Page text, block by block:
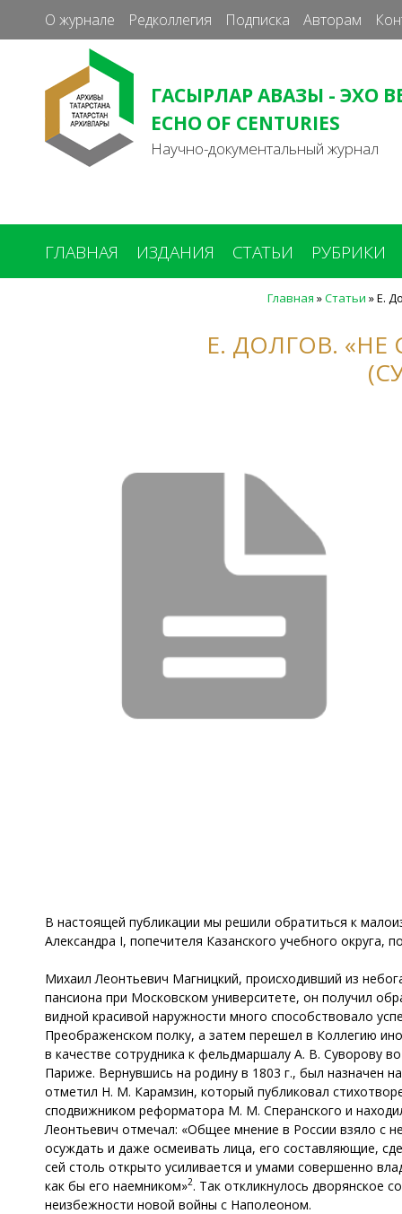
О журнале Редколлегия Подписка Авторам
ГАСЫРЛАР АВАЗЫ - ЭХО
ECHO OF CENTURIES
Научно-документальный журнал
ГЛАВНАЯ ИЗДАНИЯ СТАТЬИ РУБРИКИ
Главная »Статьи »Е.
Е. ДОЛГОВ.
В настоящей публикации мы решили обратиться к
Александра I, попечителя Казанского учебного округа,
Михаил Леонтьевич Магницкий, происходивший из
пансиона при Московском университете, он получил
видной красивой наружности много способствовало
Преображенском полку, а затем перешел в Коллегию
в качестве сотрудника к фельдмаршалу А. В. Суворову
Париже. Вернувшись на родину в 1803 г., был назначен
отметил Н. М. Карамзин, который публиковал
сподвижником реформатора М. М. Сперанского и
Леонтьевич отмечал: «Общее мнение в России взяло с
осуждать и даже осмеивать лица, его составляющие,
сей столь открыто усиливается и умами совершенно
как бы его наемником»2. Так откликнулось дворянское
неизбежности новой войны с Наполеоном.